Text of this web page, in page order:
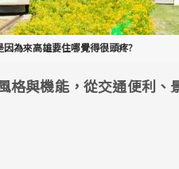
為來高雄要住哪覺得很頭疼?
與機能，從交通便利